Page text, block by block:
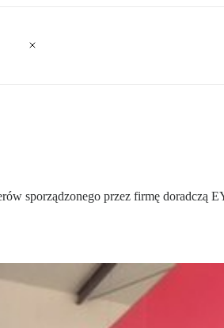
sporządzonego przez firmę doradczą